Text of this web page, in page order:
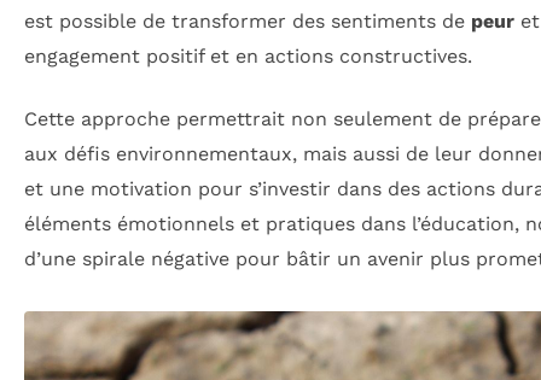
est possible de transformer des sentiments de peur et
engagement positif et en actions constructives.
Cette approche permettrait non seulement de
aux défis environnementaux, mais aussi de leur
et une motivation pour s’investir dans des actions
éléments émotionnels et pratiques dans l’éducation,
d’une spirale négative pour bâtir un avenir plus